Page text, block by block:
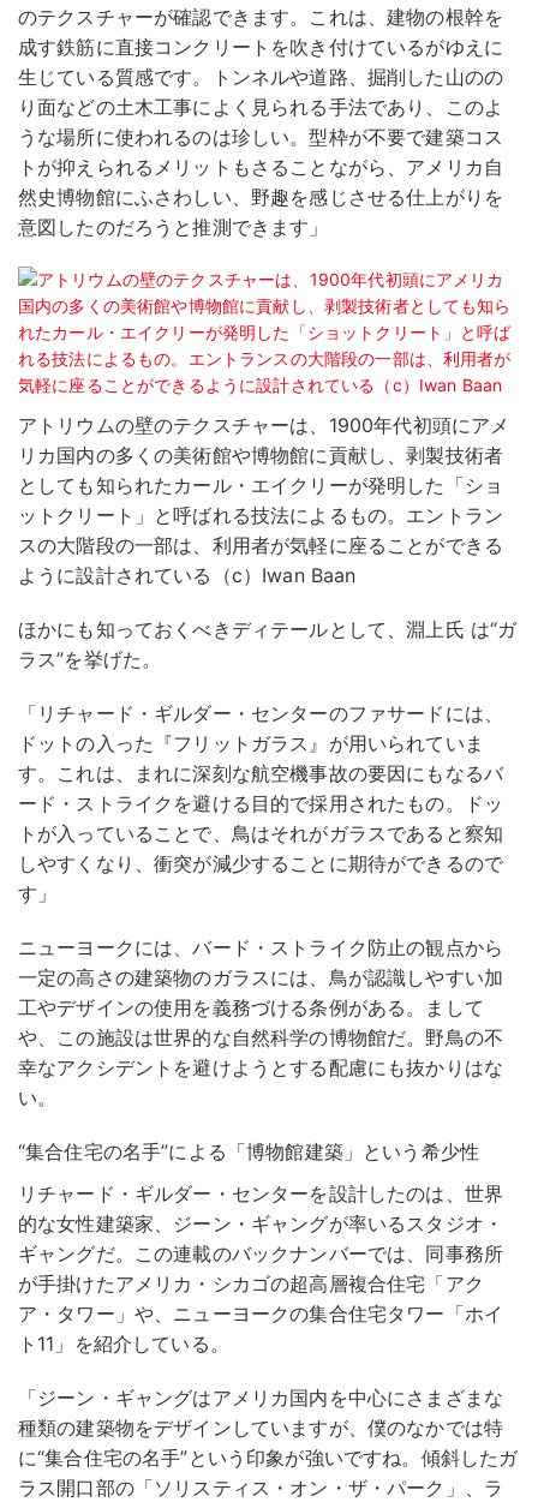
のテクスチャーが確認できます。これは、建物の根幹を
成す鉄筋に直接コンクリートを吹き付けているがゆえに
生じている質感です。トンネルや道路、掘削した山のの
り面などの土木工事によく見られる手法であり、このよ
うな場所に使われるのは珍しい。型枠が不要で建築コス
トが抑えられるメリットもさることながら、アメリカ自
然史博物館にふさわしい、野趣を感じさせる仕上がりを
意図したのだろうと推測できます」
アトリウムの壁のテクスチャーは、1900年代初頭にアメ
リカ国内の多くの美術館や博物館に貢献し、剥製技術者
としても知られたカール・エイクリーが発明した「ショ
ットクリート」と呼ばれる技法によるもの。エントラン
スの大階段の一部は、利用者が気軽に座ることができる
ように設計されている（c）Iwan Baan
ほかにも知っておくべきディテールとして、淵上氏 は“ガ
ラス”を挙げた。
「リチャード・ギルダー・センターのファサードには、
ドットの入った『フリットガラス』が用いられていま
す。これは、まれに深刻な航空機事故の要因にもなるバ
ード・ストライクを避ける目的で採用されたもの。ドッ
トが入っていることで、鳥はそれがガラスであると察知
しやすくなり、衝突が減少することに期待ができるので
す」
ニューヨークには、バード・ストライク防止の観点から
一定の高さの建築物のガラスには、鳥が認識しやすい加
工やデザインの使用を義務づける条例がある。まして
や、この施設は世界的な自然科学の博物館だ。野鳥の不
幸なアクシデントを避けようとする配慮にも抜かりはな
い。
“集合住宅の名手”による「博物館建築」という希少性
リチャード・ギルダー・センターを設計したのは、世界
的な女性建築家、ジーン・ギャングが率いるスタジオ・
ギャングだ。この連載のバックナンバーでは、同事務所
が手掛けたアメリカ・シカゴの超高層複合住宅「アク
ア・タワー」や、ニューヨークの集合住宅タワー「ホイ
ト11」を紹介している。
「ジーン・ギャングはアメリカ国内を中心にさまざまな
種類の建築物をデザインしていますが、僕のなかでは特
に“集合住宅の名手”という印象が強いですね。傾斜したガ
ラス開口部の「ソリスティス・オン・ザ・パーク」、ラ